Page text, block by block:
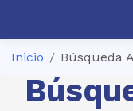
Inicio Búsqueda